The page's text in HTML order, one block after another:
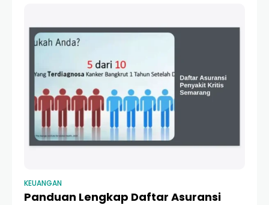
KEUANGAN
Panduan Lengkap Daftar Asuransi